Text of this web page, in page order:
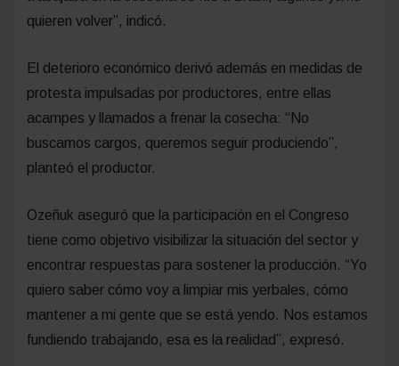
quieren volver”, indicó.
El deterioro económico derivó además en medidas de
protesta impulsadas por productores, entre ellas
acampes y llamados a frenar la cosecha: “No
buscamos cargos, queremos seguir produciendo”,
planteó el productor.
Ozeñuk aseguró que la participación en el Congreso
tiene como objetivo visibilizar la situación del sector y
encontrar respuestas para sostener la producción. “Yo
quiero saber cómo voy a limpiar mis yerbales, cómo
mantener a mi gente que se está yendo. Nos estamos
fundiendo trabajando, esa es la realidad”, expresó.